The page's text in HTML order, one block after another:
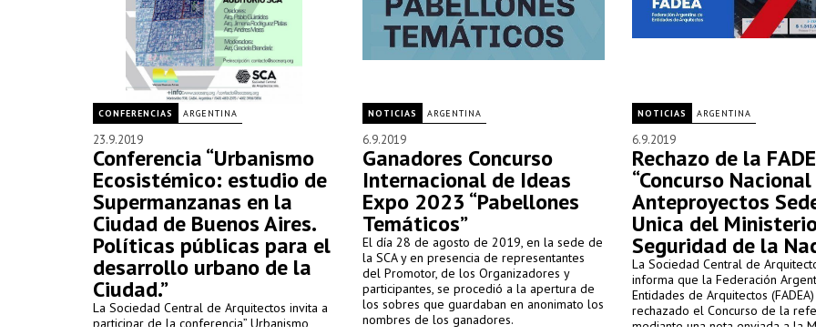
CONFERENCIAS ARGENTINA
23.9.2019
Conferencia “Urbanismo
Ecosistémico: estudio de
Supermanzanas en la
Ciudad de Buenos Aires.
Políticas públicas para el
desarrollo urbano de la
Ciudad.”
La Sociedad Central de Arquitectos invita a
participar de la conferencia” Urbanismo
NOTICIAS ARGENTINA
6.9.2019
Ganadores Concurso
Internacional de Ideas
Expo 2023 “Pabellones
Temáticos”
El día 28 de agosto de 2019, en la sede de
la SCA y en presencia de representantes
del Promotor, de los Organizadores y
participantes, se procedió a la apertura de
los sobres que guardaban en anonimato los
nombres de los ganadores.
NOTICIAS ARGENTINA
6.9.2019
Rechazo de la
“Concurso
Anteproyectos
Unica del
Seguridad de la
La Sociedad Central de
informa que la Federación
Entidades de Arquitectos
rechazado el Concurso de la
mediante una nota enviada a la